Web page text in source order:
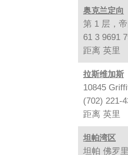
奥克兰定向
第 1 层，
61 3 9691
距离 英里
拉斯维加斯
10845
(702) 221-
距离 英里
坦帕湾区
坦帕 佛罗